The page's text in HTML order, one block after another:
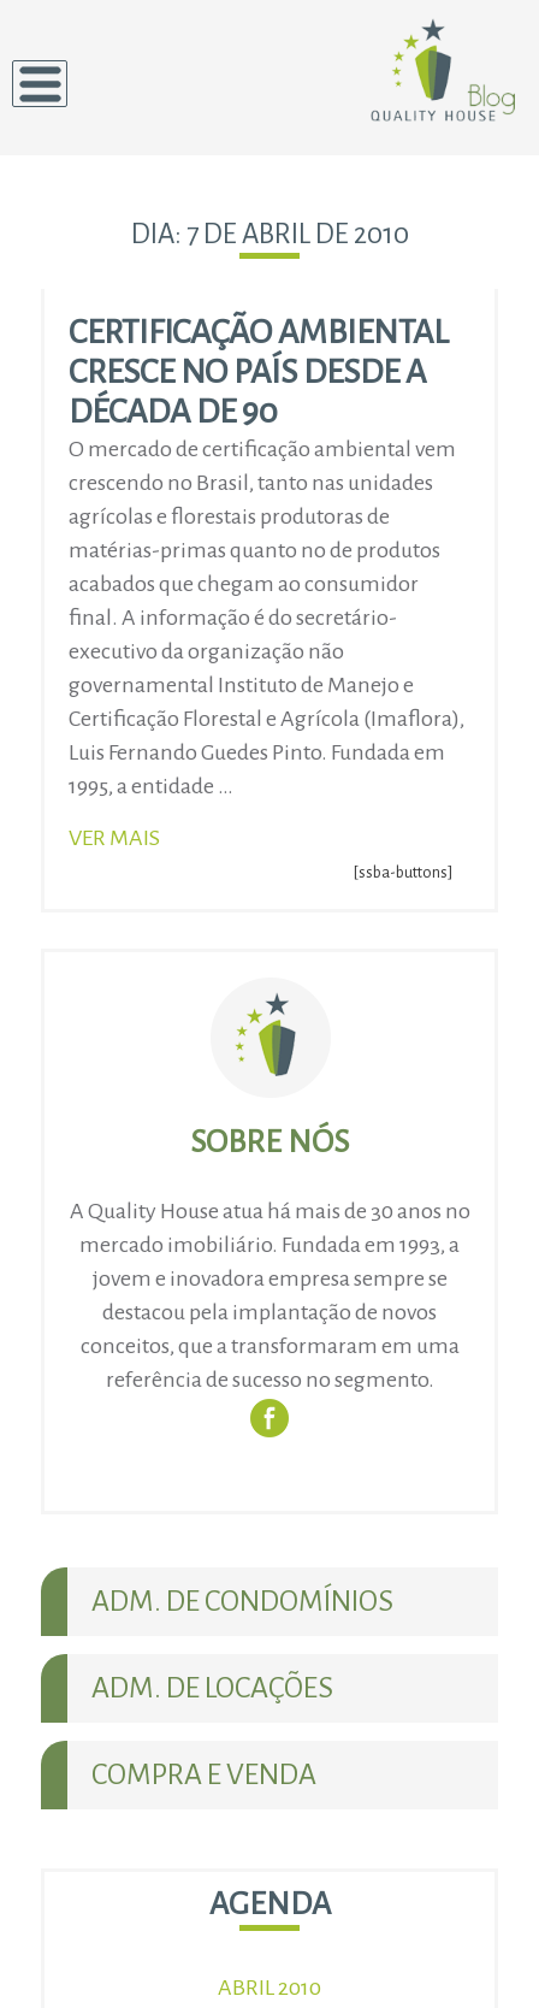
DIA: 7 DE ABRIL DE 2010
CERTIFICAÇÃO AMBIENTAL
CRESCE NO PAÍS DESDE A
DÉCADA DE 90
O mercado de certificação ambiental vem
crescendo no Brasil, tanto nas unidades
agrícolas e florestais produtoras de
matérias-primas quanto no de produtos
acabados que chegam ao consumidor
final. A informação é do secretário-
executivo da organização não
governamental Instituto de Manejo e
Certificação Florestal e Agrícola (Imaflora),
Luis Fernando Guedes Pinto. Fundada em
1995, a entidade …
VER MAIS
[ssba-buttons]
SOBRE NÓS
A Quality House atua há mais de 30 anos no
mercado imobiliário. Fundada em 1993, a
jovem e inovadora empresa sempre se
destacou pela implantação de novos
conceitos, que a transformaram em uma
referência de sucesso no segmento.
ADM. DE CONDOMÍNIOS
ADM. DE LOCAÇÕES
COMPRA E VENDA
AGENDA
ABRIL 2010